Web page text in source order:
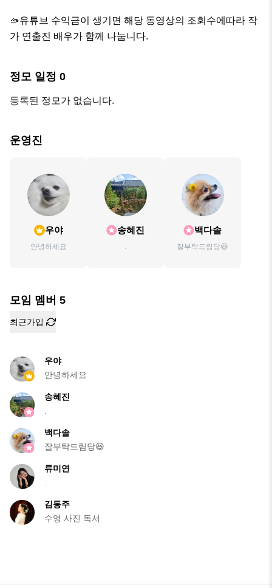
🫴유튜브 수익금이 생기면 해당 동영상의 조회수에따라 작
가 연출진 배우가 함께 나눕니다.
정모 일정 0
등록된 정모가 없습니다.
운영진
우야
안녕하세요
송혜진 백다솔
잘부탁드림당😆
모임 멤버 5
최근가입
우야
안녕하세요
송혜진
백다솔
잘부탁드림당😆
류미연
김동주
수영 사진 독서